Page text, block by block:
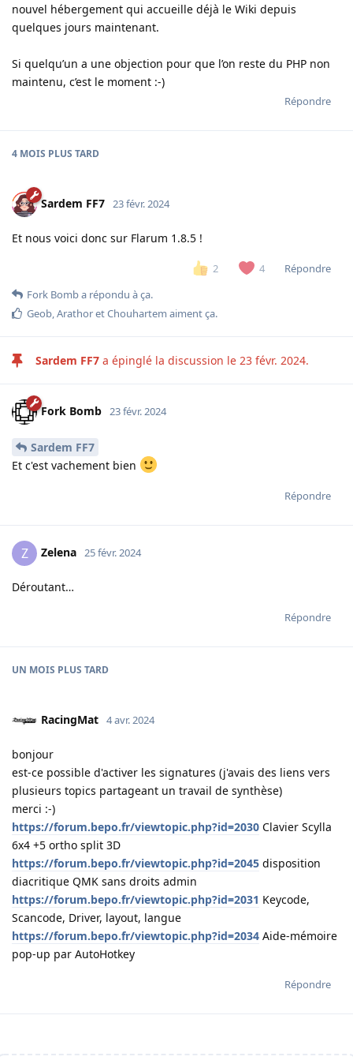
nouvel hébergement qui accueille déjà le Wiki depuis
quelques jours maintenant.
Si quelqu’un a une objection pour que l’on reste du PHP non
maintenu, c’est le moment :-)
Répondre
4 MOIS PLUS TARD
Sardem FF7 23 févr. 2024
Et nous voici donc sur Flarum 1.8.5 !
2 4
Répondre
Fork Bomba répondu à ça.
Geob,ArathoretChouhartem aiment ça.
Sardem FF7 a épinglé la discussion le 23 févr. 2024.
Fork Bomb 23 févr. 2024
Sardem FF7
Et c'est vachement bien
Répondre
Z Zelena 25 févr. 2024
Déroutant…
Répondre
UN MOIS PLUS TARD
RacingMat 4 avr. 2024
bonjour
est-ce possible d'activer les signatures (j'avais des liens vers
plusieurs topics partageant un travail de synthèse)
merci :-)
https://forum.bepo.fr/viewtopic.php?id=2030 Clavier Scylla
6x4 +5 ortho split 3D
https://forum.bepo.fr/viewtopic.php?id=2045 disposition
diacritique QMK sans droits admin
https://forum.bepo.fr/viewtopic.php?id=2031 Keycode,
Scancode, Driver, layout, langue
https://forum.bepo.fr/viewtopic.php?id=2034 Aide-mémoire
pop-up par AutoHotkey
Répondre